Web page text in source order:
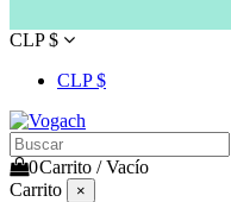
CLP $
CLP $
0Carrito /Vacío
Carrito
×